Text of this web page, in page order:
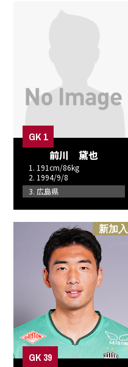
GK 1
前川 黛也
1. 191cm/86kg
2. 1994/9/8
3. 広島県
新加入
GK 39